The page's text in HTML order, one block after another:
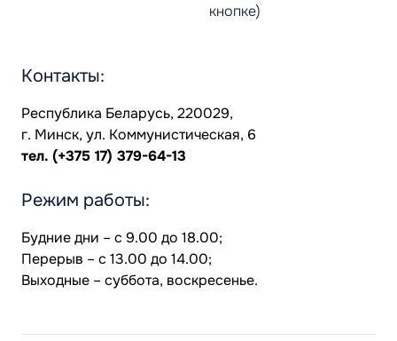
кнопке)
Контакты:
Республика Беларусь, 220029,
г. Минск, ул. Коммунистическая, 6
тел. (+375 17) 379-64-13
Режим работы:
Будние дни – с 9.00 до 18.00;
Перерыв – с 13.00 до 14.00;
Выходные – суббота, воскресенье.